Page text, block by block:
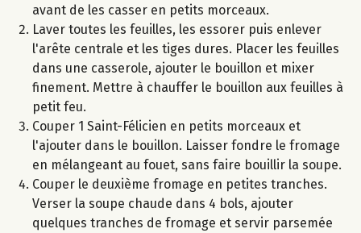
avant de les casser en petits morceaux.
Laver toutes les feuilles, les essorer puis enlever
l'arête centrale et les tiges dures. Placer les feuilles
dans une casserole, ajouter le bouillon et mixer
finement. Mettre à chauffer le bouillon aux feuilles à
petit feu.
Couper 1 Saint-Félicien en petits morceaux et
l'ajouter dans le bouillon. Laisser fondre le fromage
en mélangeant au fouet, sans faire bouillir la soupe.
Couper le deuxième fromage en petites tranches.
Verser la soupe chaude dans 4 bols, ajouter
quelques tranches de fromage et servir parsemée